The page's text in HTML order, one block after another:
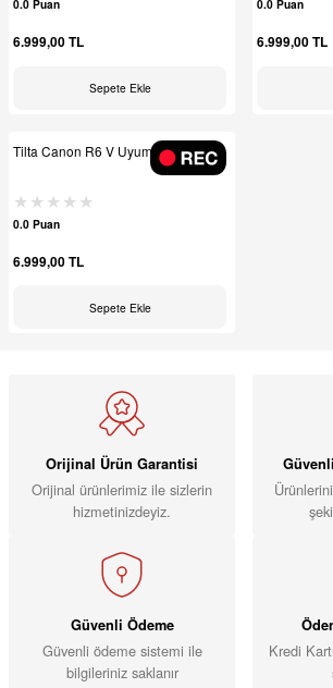
0.0 Puan
6.999,00 TL
Sepete Ekle
0.0 Puan
6.999,00 TL
Tilta Canon R6 V Uyumlu Kafes
0.0 Puan
6.999,00 TL
Sepete Ekle
Orijinal Ürün Garantisi
Orijinal ürünlerimiz ile sizlerin
hizmetinizdeyiz.
Güvenli Ödeme
Güvenli ödeme sistemi ile
bilgileriniz saklanır
Kredi